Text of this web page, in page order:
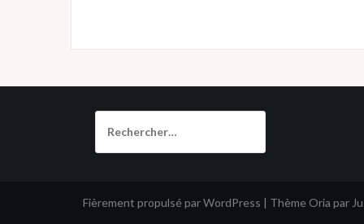
Fièrement propulsé par WordPress | Thème Oria par